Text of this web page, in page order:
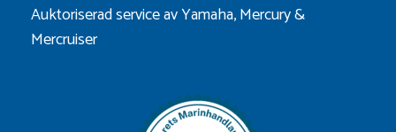
Auktoriserad service av Yamaha, Mercury &
Mercruiser